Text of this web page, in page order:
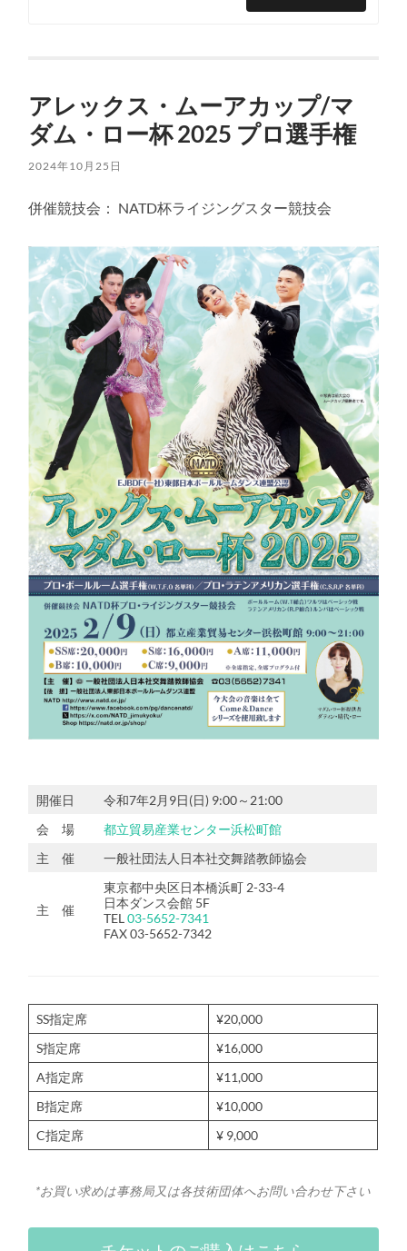
アレックス・ムーアカップ/マ
ダム・ロー杯 2025 プロ選手権
2024年10月25日
併催競技会： NATD杯ライジングスター競技会
開催日
令和7年2月9日(日) 9:00～21:00
会 場
都立貿易産業センター浜松町館
主 催
一般社団法人日本社交舞踏教師協会
主 催
東京都中央区日本橋浜町 2-33-4
日本ダンス会館 5F
TEL 03-5652-7341
FAX 03-5652-7342
SS指定席
¥20,000
S指定席
¥16,000
A指定席
¥11,000
B指定席
¥10,000
C指定席
¥ 9,000
*お買い求めは事務局又は各技術団体へお問い合わせ下さい